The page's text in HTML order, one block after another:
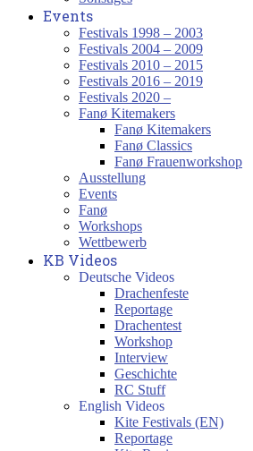
Events
Festivals 1998 – 2003
Festivals 2004 – 2009
Festivals 2010 – 2015
Festivals 2016 – 2019
Festivals 2020 –
Fanø Kitemakers
Fanø Kitemakers
Fanø Classics
Fanø Frauenworkshop
Ausstellung
Events
Fanø
Workshops
Wettbewerb
KB Videos
Deutsche Videos
Drachenfeste
Reportage
Drachentest
Workshop
Interview
Geschichte
RC Stuff
English Videos
Kite Festivals (EN)
Reportage